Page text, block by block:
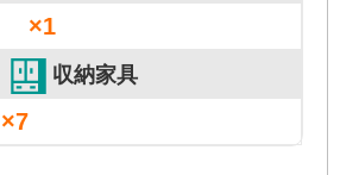
×1
収納家具
×7